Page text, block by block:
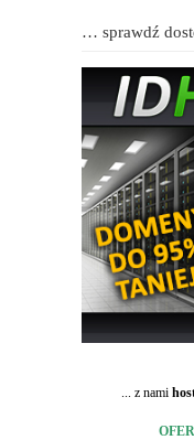
… sprawdź
... z nami